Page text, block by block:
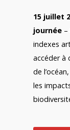
15 juillet
journée
indexes
accéder à
de
les